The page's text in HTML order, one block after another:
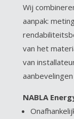
Wij
aanpak:
van het
van
NABLA